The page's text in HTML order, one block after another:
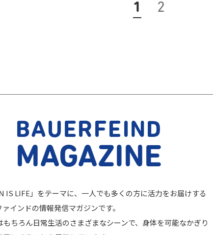
1 2
BAUERFEIND
MAGAZINE
IS LIFE」をテーマに、一人でも多くの方に活力をお届けする
インドの情報発信マガジンです。
もちろん日常生活のさまざまなシーンで、身体を可能なかぎり